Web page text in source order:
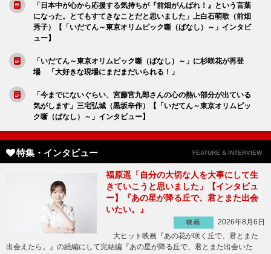
「日本中が心から応援する気持ちが『前畑がんばれ！』という言葉
になった。とてもすてきなことだと思いました」上白石萌歌（前畑
秀子）【「いだてん～東京オリムピック噺（ばなし）～」インタビ
ュー】
「いだてん～東京オリムピック噺（ばなし）～」に杉咲花が再登
場 「大好きな現場にまだまだいられる！」
「今までにないぐらい、宮藤官九郎さんの心の熱い部分が出ている
気がします」三宅弘城（黒坂辛作）【「いだてん～東京オリムピッ
ク噺（ばなし）～」インタビュー】
特集・インタビュー FEATURE & INTERVIEW
福原遥「自分の大切な人を大事にして生
きていこうと思いました」【インタビュ
ー】『あの星が降る丘で、君とまた出会
いたい。』
映画
2026年8月6日
大ヒット映画『あの花が咲く丘で、君とまた
出会えたら。』の続編にして完結編『あの星が降る丘で、君とまた出会いた